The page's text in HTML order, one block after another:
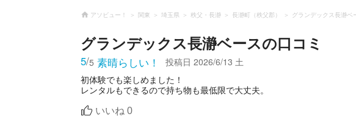
アソビュー！ 関東 埼玉県 秩父・長瀞 長瀞町（秩父郡） グランデックス長瀞ベ
グランデックス長瀞ベースの口コミ
5/5 素晴らしい！ 投稿日 2026/6/13 土
初体験でも楽しめました！
レンタルもできるので持ち物も最低限で大丈夫。
いいね 0